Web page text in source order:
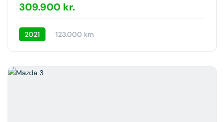
309.900 kr.
2021 123.000 km